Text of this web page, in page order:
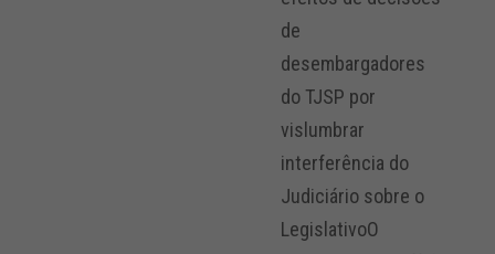
de
desembargadores
do TJSP por
vislumbrar
interferência do
Judiciário sobre o
LegislativoO